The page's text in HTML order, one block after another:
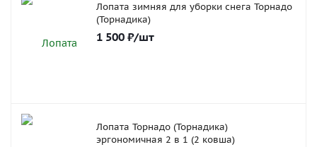
Лопата зимняя для уборки снега Торнадо
(Торнадика)
1 500 ₽/шт
Лопата Торнадо (Торнадика)
эргономичная 2 в 1 (2 ковша)